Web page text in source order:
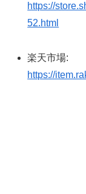
https://
52.html
楽天市場:
https://